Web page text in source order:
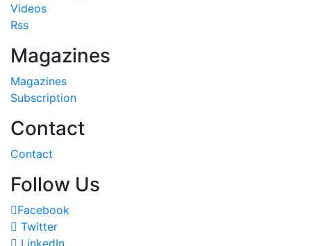
Videos
Rss
Magazines
Magazines
Subscription
Contact
Contact
Follow Us
Facebook
Twitter
LinkedIn